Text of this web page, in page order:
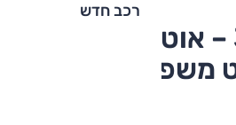
רכב חדש
ב.מ.וו סדרה 3 – אוטו השנה
משפחתיות גדולות